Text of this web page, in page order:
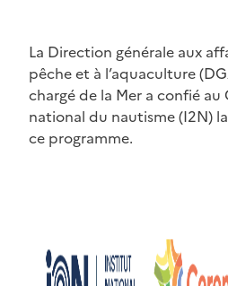
La Direction générale aux
pêche et à l’aquaculture
chargé de la Mer a confié
national du nautisme (I2N)
ce programme.